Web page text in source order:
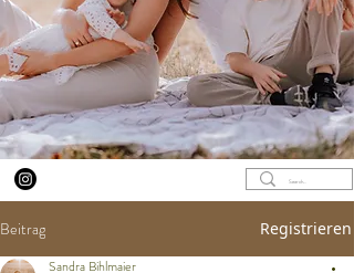
Beitrag Registrieren
Sandra Bihlmaier